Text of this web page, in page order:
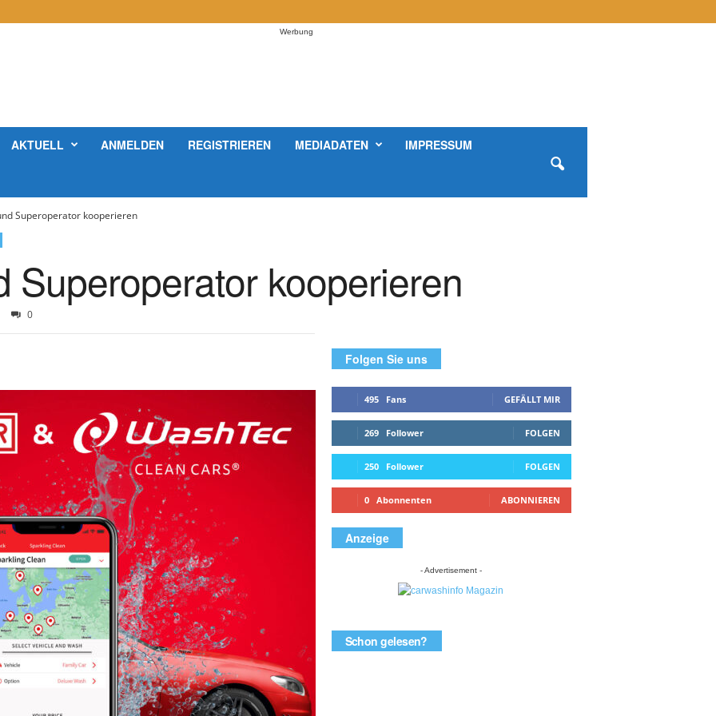
Werbung
AKTUELL ANMELDEN REGISTRIEREN MEDIADATEN IMPRESSUM
Superoperator kooperieren
Superoperator kooperieren
0
Folgen Sie uns
495 Fans GEFÄLLT MIR
269 Follower FOLGEN
250 Follower FOLGEN
0 Abonnenten ABONNIEREN
Anzeige
- Advertisement -
Schon gelesen?